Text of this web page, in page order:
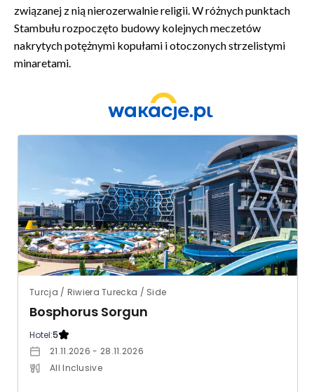
związanej z nią nierozerwalnie religii. W różnych punktach
Stambułu rozpoczęto budowy kolejnych meczetów
nakrytych potężnymi kopułami i otoczonych strzelistymi
minaretami.
Turcja / Riwiera Turecka / Side
Bosphorus Sorgun
Hotel:5
21.11.2026 - 28.11.2026
All Inclusive